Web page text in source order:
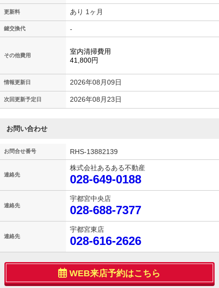
更新料 あり 1ヶ月
鍵交換代 -
その他費用
室内清掃費用
41,800円
情報更新日 2026年08月09日
次回更新予定日 2026年08月23日
お問い合わせ
お問合せ番号 RHS-13882139
連絡先
株式会社あるある不動産
028-649-0188
連絡先
宇都宮中央店
028-688-7377
連絡先
宇都宮東店
028-616-2626
WEB来店予約はこちら